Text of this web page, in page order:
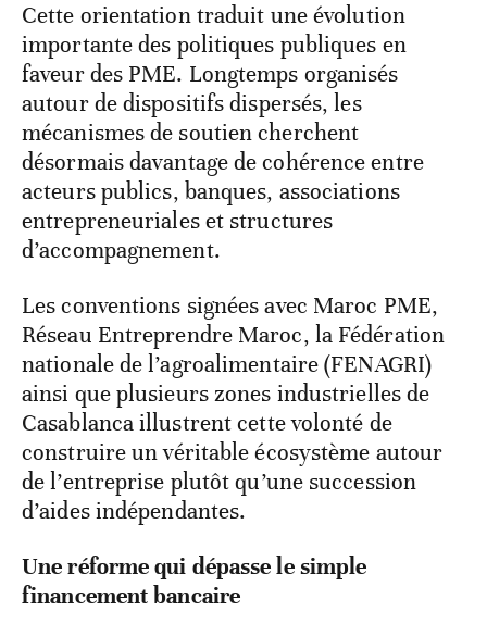
Cette orientation traduit une évolution
importante des politiques publiques en
faveur des PME. Longtemps organisés
autour de dispositifs dispersés, les
mécanismes de soutien cherchent
désormais davantage de cohérence entre
acteurs publics, banques, associations
entrepreneuriales et structures
d’accompagnement.
Les conventions signées avec Maroc PME,
Réseau Entreprendre Maroc, la Fédération
nationale de l’agroalimentaire (FENAGRI)
ainsi que plusieurs zones industrielles de
Casablanca illustrent cette volonté de
construire un véritable écosystème autour
de l’entreprise plutôt qu’une succession
d’aides indépendantes.
Une réforme qui dépasse le simple
financement bancaire